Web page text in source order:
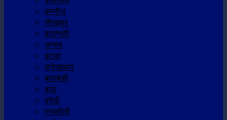
कन्नौज
गोरखपुर
वाराणसी
उन्नाव
इटावा
फर्रुखाबाद
बाराबंकी
बांदा
बरेली
रायबरेली